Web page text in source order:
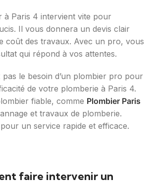
à Paris 4 intervient vite pour
Il vous donnera un devis clair
coût des travaux. Avec un pro, vous
qui répond à vos attentes.
pas le besoin d’un plombier pro pour
de votre plomberie à Paris 4.
fiable, comme Plombier Paris
et travaux de plomberie.
pour un service rapide et efficace.
faire intervenir un